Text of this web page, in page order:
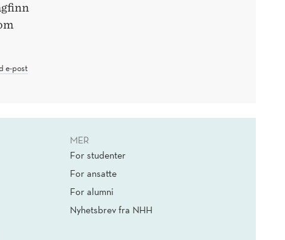
e-post
MER
For studenter
For ansatte
For alumni
Nyhetsbrev fra NHH